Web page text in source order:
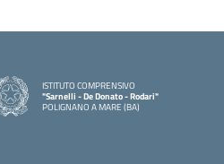
ISTITUTO COMPRENSIVO
"Sarnelli - De Donato - Rodari"
POLIGNANO A MARE (BA)